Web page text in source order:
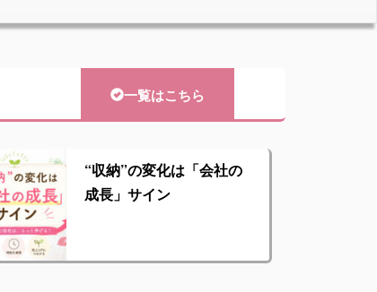
一覧はこちら
“収納”の変化は「会社の
成長」サイン